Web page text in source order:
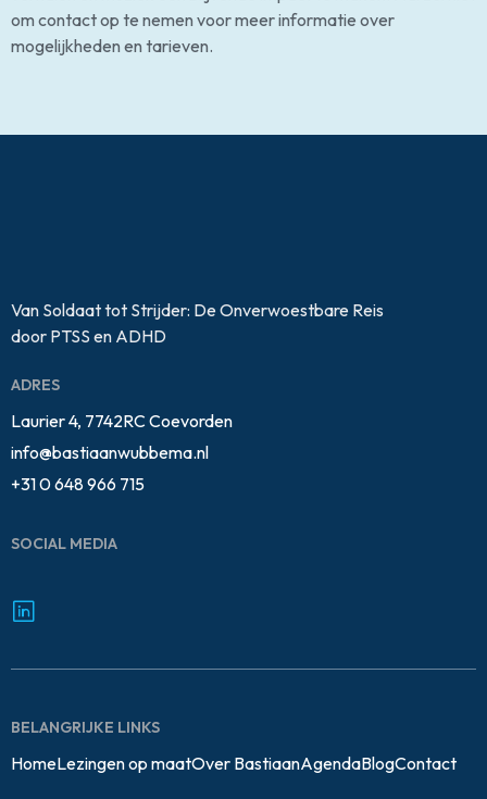
om contact op te nemen voor meer informatie over
mogelijkheden en tarieven.
Van Soldaat tot Strijder: De Onverwoestbare Reis
door PTSS en ADHD
ADRES
Laurier 4, 7742RC Coevorden
info@bastiaanwubbema.nl
+31 0 648 966 715
SOCIAL MEDIA
BELANGRIJKE LINKS
HomeLezingen op maatOver BastiaanAgendaBlogContact